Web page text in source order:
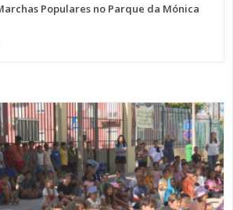
Populares no Parque da Mónica